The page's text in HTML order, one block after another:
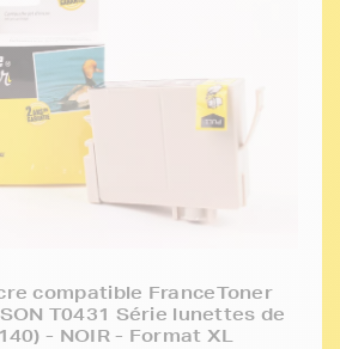
compatible FranceToner
T0431 Série lunettes de
- NOIR - Format XL